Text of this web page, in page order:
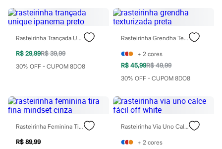
Plus size
Blusas e Camisetas
Calças
Camisas
Casacos e Jaquetas
Jeans
Moda esportiva
Shorts e Bermudas
Em alta
Arrumadinho para os meninos
Romântico para as meninas
Inverno
Novidades
Roupas menina
Rasteirinha Trançada Unique Ipanema Preto
R$ 29,99R$ 39,99
30% OFF - CUPOM 8DO8
Rasteirinha Grendha Texturizada Preta
+ 2 cores
R$ 45,99R$ 49,99
30% OFF - CUPOM 8DO8
Rasteirinha Feminina Tira Fina Mindset Cinza
R$ 89,99
Rasteirinha Via Uno Calce Fácil Off White
+ 2 cores